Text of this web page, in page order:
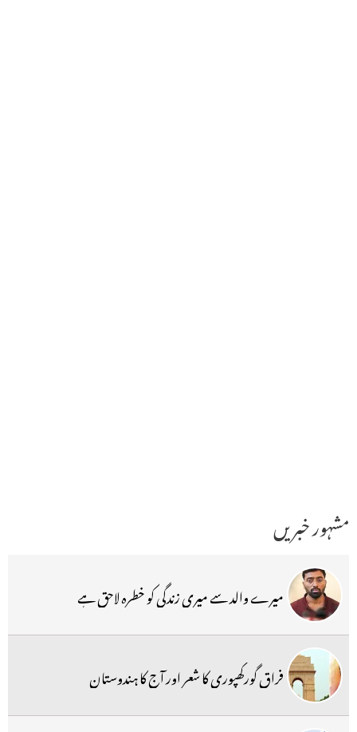
مشہور خبریں
میرے والد سے میری زندگی کو خطرہ لاحق ہے
فراق گورکھپوری کا شعر اور آج کا ہندوستان